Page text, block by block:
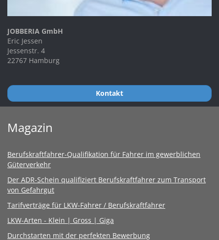
JOBBERIA GmbH
Eric Jessen
Jessenstr. 4
22767 Hamburg
Kontakt
Magazin
Berufskraftfahrer-Qualifikation für Fahrer im gewerblichen
Güterverkehr
Der ADR-Schein qualifiziert Berufskraftfahrer zum Transport
von Gefahrgut
Tarifverträge für LKW-Fahrer / Berufskraftfahrer
LKW-Arten - Klein | Gross | Giga
Durchstarten mit der perfekten Bewerbung